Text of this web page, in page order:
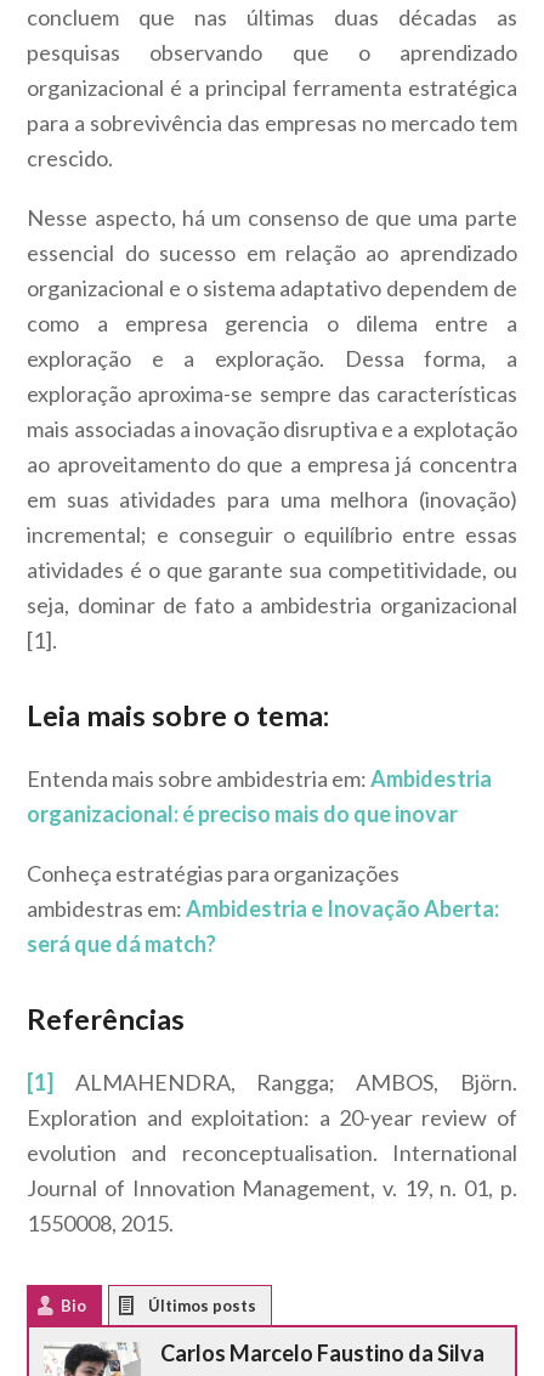
concluem que nas últimas duas décadas as
pesquisas observando que o aprendizado
organizacional é a principal ferramenta estratégica
para a sobrevivência das empresas no mercado tem
crescido.
Nesse aspecto, há um consenso de que uma parte
essencial do sucesso em relação ao aprendizado
organizacional e o sistema adaptativo dependem de
como a empresa gerencia o dilema entre a
exploração e a exploração. Dessa forma, a
exploração aproxima-se sempre das características
mais associadas a inovação disruptiva e a explotação
ao aproveitamento do que a empresa já concentra
em suas atividades para uma melhora (inovação)
incremental; e conseguir o equilíbrio entre essas
atividades é o que garante sua competitividade, ou
seja, dominar de fato a ambidestria organizacional
[1].
Leia mais sobre o tema:
Entenda mais sobre ambidestria em:Ambidestria
organizacional: é preciso mais do que inovar
Conheça estratégias para organizações
ambidestras em:Ambidestria e Inovação Aberta:
será que dá match?
Referências
[1] ALMAHENDRA, Rangga; AMBOS, Björn.
Exploration and exploitation: a 20-year review of
evolution and reconceptualisation.
International
Journal of Innovation Management, v. 19, n. 01, p.
1550008, 2015.
Bio
Carlos Marcelo Faustino da Silva